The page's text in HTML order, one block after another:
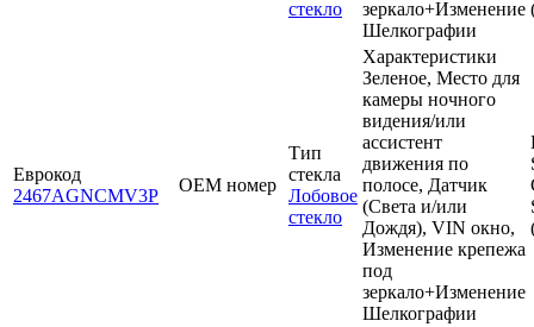
стекло
зеркало+Изменение
Шелкографии
Еврокод
2467AGNCMV3P
OEM номер
Тип
стекла
Лобовое
стекло
Характеристики
Зеленое, Место для
камеры ночного
видения/или
ассистент
движения по
полосе, Датчик
(Света и/или
Дождя), VIN окно,
Изменение крепежа
под
зеркало+Изменение
Шелкографии